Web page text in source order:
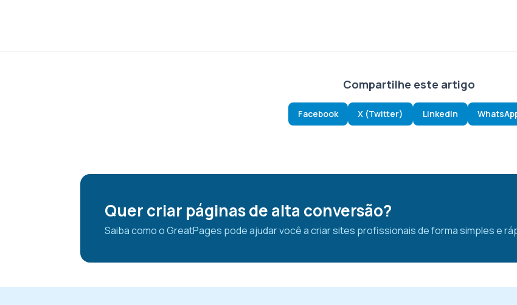
Compartilhe este artigo
Facebook X (Twitter) LinkedIn
Quer criar páginas de alta conversão?
Saiba como o GreatPages pode ajudar você a criar sites profissionais de forma simples e